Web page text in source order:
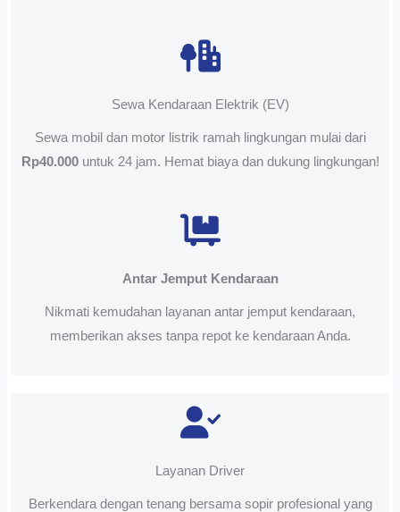
Sewa Kendaraan Elektrik (EV)
Sewa mobil dan motor listrik ramah lingkungan mulai dari
Rp40.000untuk 24 jam. Hemat biaya dan dukung lingkungan!
Antar Jemput Kendaraan
Nikmati kemudahan layanan antar jemput kendaraan,
memberikan akses tanpa repot ke kendaraan Anda.
Layanan Driver
Berkendara dengan tenang bersama sopir profesional yang